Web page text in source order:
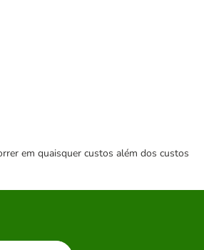
em quaisquer custos além dos custos